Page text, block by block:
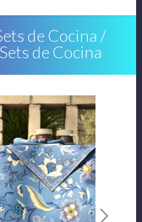
de Cocina /
de Cocina